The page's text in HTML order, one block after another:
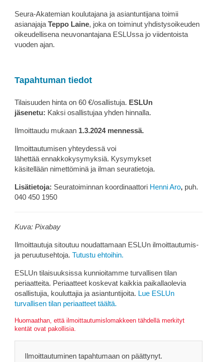
Seura-Akatemian koulutajana ja asiantuntijana toimii
asianajaja Teppo Laine, joka on toiminut yhdistysoikeuden
oikeudellisena neuvonantajana ESLUssa jo viidentoista
vuoden ajan.
Tapahtuman tiedot
Tilaisuuden hinta on 60 €/osallistuja. ESLUn
jäsenetu: Kaksi osallistujaa yhden hinnalla.
Ilmoittaudu mukaan 1.3.2024 mennessä.
Ilmoittautumisen yhteydessä voi
lähettää ennakkokysymyksiä. Kysymykset
käsitellään nimettöminä ja ilman seuratietoja.
Lisätietoja: Seuratoiminnan koordinaattori Henni Aro, puh.
040 450 1950
Kuva: Pixabay
Ilmoittautuja sitoutuu noudattamaan ESLUn ilmoittautumis-
ja peruutusehtoja. Tutustu ehtoihin.
ESLUn tilaisuuksissa kunnioitamme turvallisen tilan
periaatteita. Periaatteet koskevat kaikkia paikallaolevia
osallistujia, kouluttajia ja asiantuntijoita. Lue ESLUn
turvallisen tilan periaatteet täältä.
Huomaathan, että ilmoittautumislomakkeen tähdellä merkityt
kentät ovat pakollisia.
Ilmoittautuminen tapahtumaan on päättynyt.